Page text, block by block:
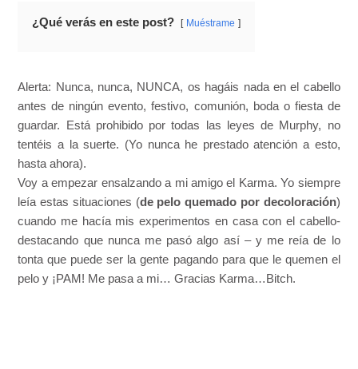
¿Qué verás en este post? Muéstrame
Alerta: Nunca, nunca, NUNCA, os hagáis nada en el cabello
antes de ningún evento, festivo, comunión, boda o fiesta de
guardar. Está prohibido por todas las leyes de Murphy, no
tentéis a la suerte. (Yo nunca he prestado atención a esto,
hasta ahora).
Voy a empezar ensalzando a mi amigo el Karma. Yo siempre
leía estas situaciones (de pelo quemado por decoloración)
cuando me hacía mis experimentos en casa con el cabello-
destacando que nunca me pasó algo así – y me reía de lo
tonta que puede ser la gente pagando para que le quemen el
pelo y ¡PAM! Me pasa a mi… Gracias Karma…Bitch.